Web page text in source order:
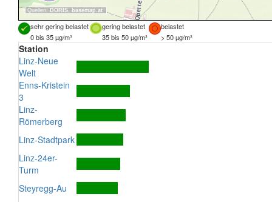
Quellen: DORIS, basemap.at
sehr gering belastet gering belastet
belastet
0 bis 35 µg/m³
35 bis 50 µg/m³ > 50 µg/m³
Station
Linz-Neue
Welt
Enns-Kristein
3
Linz-
Römerberg
Linz-Stadtpark
Linz-24er-
Turm
Steyregg-Au